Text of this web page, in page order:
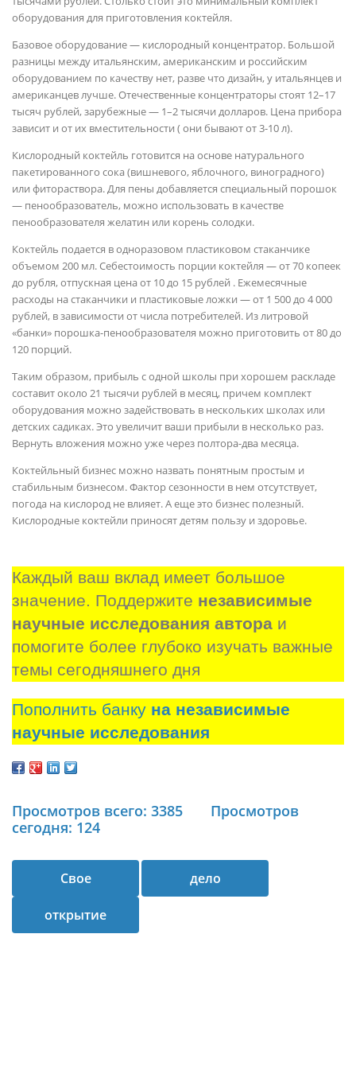
оборудования для приготовления коктейля.
Базовое оборудование — кислородный концентратор. Большой
разницы между итальянским, американским и российским
оборудованием по качеству нет, разве что дизайн, у итальянцев и
американцев лучше. Отечественные концентраторы стоят 12–17
тысяч рублей, зарубежные — 1–2 тысячи долларов. Цена прибора
зависит и от их вместительности ( они бывают от 3-10 л).
Кислородный коктейль готовится на основе натурального
пакетированного сока (вишневого, яблочного, виноградного)
или фитораствора. Для пены добавляется специальный порошок
— пенообразователь, можно использовать в качестве
пенообразователя желатин или корень солодки.
Коктейль подается в одноразовом пластиковом стаканчике
объемом 200 мл. Себестоимость порции коктейля — от 70 копеек
до рубля, отпускная цена от 10 до 15 рублей . Ежемесячные
расходы на стаканчики и пластиковые ложки — от 1 500 до 4 000
рублей, в зависимости от числа потребителей. Из литровой
«банки» порошка-пенообразователя можно приготовить от 80 до
120 порций.
Таким образом, прибыль с одной школы при хорошем раскладе
составит около 21 тысячи рублей в месяц, причем комплект
оборудования можно задействовать в нескольких школах или
детских садиках. Это увеличит ваши прибыли в несколько раз.
Вернуть вложения можно уже через полтора-два месяца.
Коктейльный бизнес можно назвать понятным простым и
стабильным бизнесом. Фактор сезонности в нем отсутствует,
погода на кислород не влияет. А еще это бизнес полезный.
Кислородные коктейли приносят детям пользу и здоровье.
Каждый ваш вклад имеет большое
значение. Поддержите независимые
научные исследования автора и
помогите более глубоко изучать важные
темы сегодняшнего дня
Пополнить банку на независимые
научные исследования
Просмотров всего: 3385
Просмотров
сегодня: 124
Свое дело
открытие